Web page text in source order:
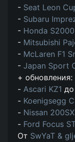
- Seat Leon
- Subaru
- Honda
- Mitsubishi
- McLaren F1
- Japan Sport
+ обновления:
- Ascari KZ1 до
- Koenigsegg
- Nissan 200SX
- Ford Focus
От SwYaT &